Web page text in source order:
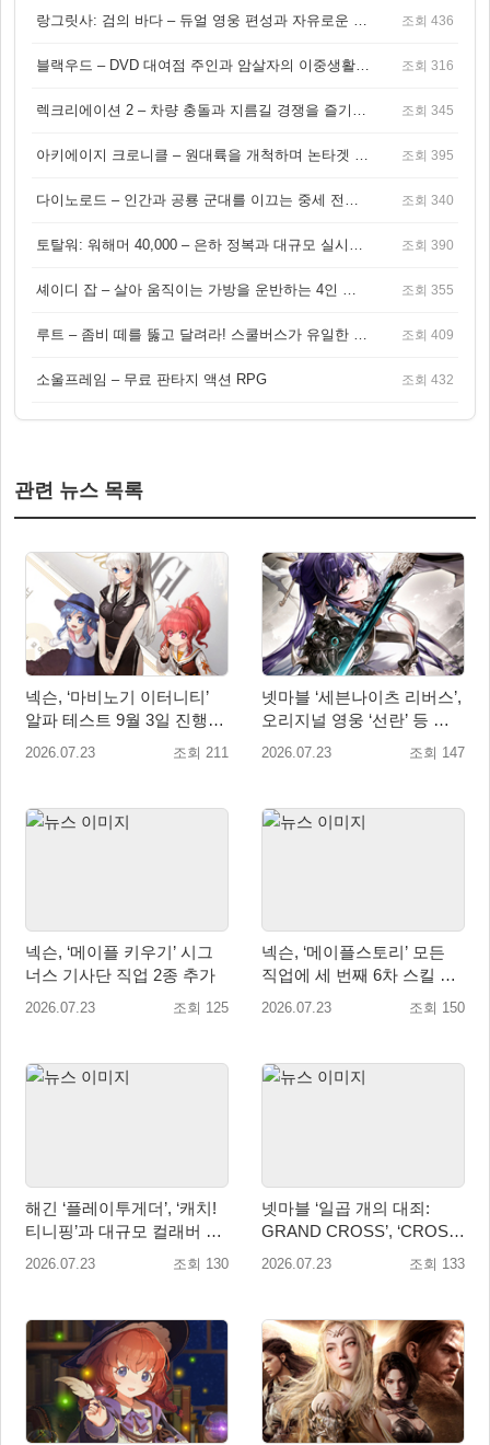
랑그릿사: 검의 바다 – 듀얼 영웅 편성과 자유로운 탐험을 결합한 판타지 전략 RPG 조회 436
블랙우드 – DVD 대여점 주인과 암살자의 이중생활을 그린 3인칭 액션 스릴러 게임 조회 316
렉크리에이션 2 – 차량 충돌과 지름길 경쟁을 즐기는 오픈월드 아케이드 레이싱 게임 조회 345
아키에이지 크로니클 – 원대륙을 개척하며 논타겟 전투를 즐기는 오픈월드 MMORPG 조회 395
다이노로드 – 인간과 공룡 군대를 이끄는 중세 전략 액션 RPG 조회 340
토탈워: 워해머 40,000 – 은하 정복과 대규모 실시간 전투가 결합된 전략 게임! 조회 390
셰이디 잡 – 살아 움직이는 가방을 운반하는 4인 협동 물리 어드벤처 게임 조회 355
루트 – 좀비 떼를 뚫고 달려라! 스쿨버스가 유일한 집이 되는 4인 협동 생존 게임 조회 409
소울프레임 – 무료 판타지 액션 RPG 조회 432
관련 뉴스 목록
넥슨, ‘마비노기 이터니티’
알파 테스트 9월 3일 진행…
참가자 모집 실시
2026.07.23 조회 211
넷마블 ‘세븐나이츠 리버스’,
오리지널 영웅 ‘선란’ 등 업
데이트 실시
2026.07.23 조회 147
넥슨, ‘메이플 키우기’ 시그
너스 기사단 직업 2종 추가
2026.07.23 조회 125
넥슨, ‘메이플스토리’ 모든
직업에 세 번째 6차 스킬 코
어 추가
2026.07.23 조회 150
해긴 ‘플레이투게더’, ‘캐치!
티니핑’과 대규모 컬래버 업
데이트 진행!
2026.07.23 조회 130
넷마블 ‘일곱 개의 대죄:
GRAND CROSS’, ‘CROSS:
IF’ 업데이트 실시
2026.07.23 조회 133